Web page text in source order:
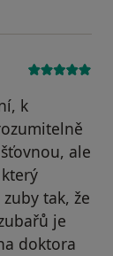
k
ale
tak, že
je
doktora